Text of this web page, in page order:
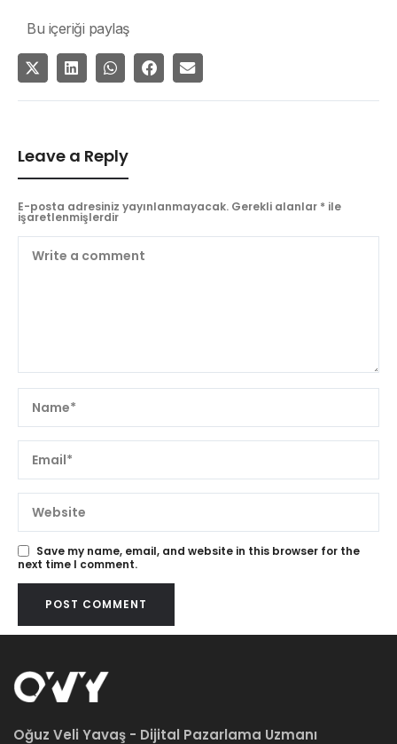
Bu içeriği paylaş
Leave a Reply
E-posta adresiniz yayınlanmayacak. Gerekli alanlar * ile
işaretlenmişlerdir
Save my name, email, and website in this browser for the
next time I comment.
Oğuz Veli Yavaş - Dijital Pazarlama Uzmanı